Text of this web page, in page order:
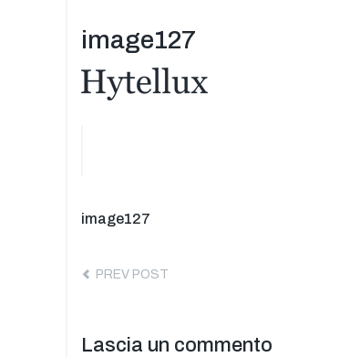
image127
Navigazione
articoli
image127
PREV POST
Previous
Lascia un commento